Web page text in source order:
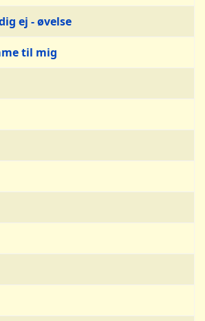
ej - øvelse
til mig